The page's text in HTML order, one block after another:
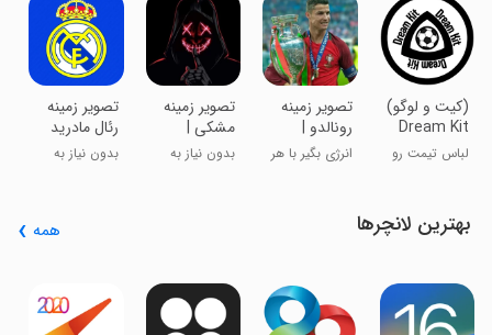
‏‏‏‏‏(کیت و لوگو)
Dream Kit
لباس تیمت رو
‏‏تصویر زمینه
رونالدو |
والپیپر
انرژی بگیر با هر
‏تصویر زمینه
مشکی |
والپیپر
بدون نیاز به
‏‏تصویر زمینه
رئال مادرید
بدون نیاز به
بهترین لانچرها همه